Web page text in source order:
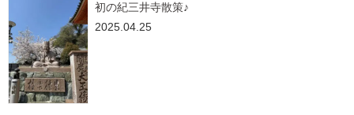
初の紀三井寺散策♪
2025.04.25